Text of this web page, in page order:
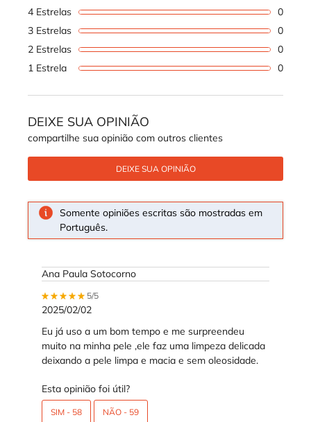
4 Estrelas
0
3 Estrelas
0
2 Estrelas
0
1 Estrela
0
DEIXE SUA OPINIÃO
compartilhe sua opinião com outros clientes
DEIXE SUA OPINIÃO
Somente opiniões escritas são mostradas em
Português.
Ana Paula Sotocorno
5 out of 5 stars.
5/5
2025/02/02
Eu já uso a um bom tempo e me surpreendeu
muito na minha pele ,ele faz uma limpeza delicada
deixando a pele limpa e macia e sem oleosidade.
Esta opinião foi útil?
SIM - 58 NÃO - 59